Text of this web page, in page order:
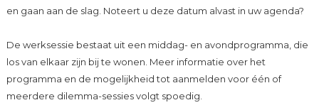
en gaan aan de slag. Noteert u deze datum alvast in uw agenda?
De werksessie bestaat uit een middag- en avondprogramma, die
los van elkaar zijn bij te wonen. Meer informatie over het
programma en de mogelijkheid tot aanmelden voor één of
meerdere dilemma-sessies volgt spoedig.